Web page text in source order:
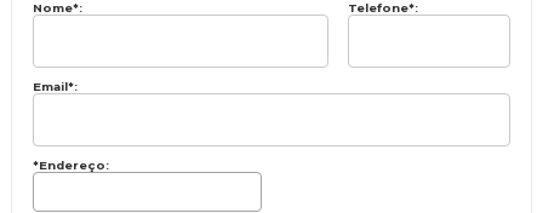
Nome*: Telefone*:
Email*:
*Endereço: